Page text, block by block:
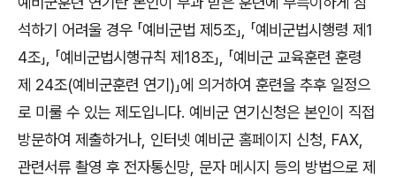
석하기 어려울 경우 「예비군법 제 5조」, 「예비군법시행령 제 1
4조」, 「예비군법시행규칙 제 18조」, 「예비군 교육훈련 훈령
제 24조(예비군훈련 연기 )」에 의거하여 훈련을 추후 일정으
로 미룰 수 있는 제도입니다. 예비군 연기신청은 본인이 직접
방문하여 제출하거나, 인터넷 예비군 홈페이지 신청, FAX,
관련서류 촬영 후 전자통신망, 문자 메시지 등의 방법으로 제